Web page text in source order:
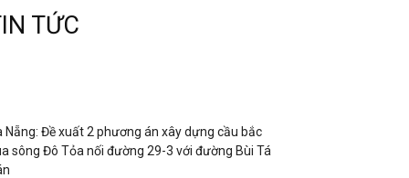
TỨC
Nẵng: Đề xuất 2 phương án xây dựng cầu bắc
sông Đô Tỏa nối đường 29-3 với đường Bùi Tá